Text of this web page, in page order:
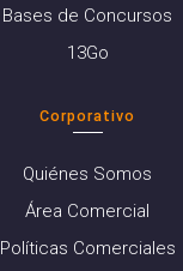
Bases de Concursos
13Go
Corporativo
Quiénes Somos
Área Comercial
Políticas Comerciales